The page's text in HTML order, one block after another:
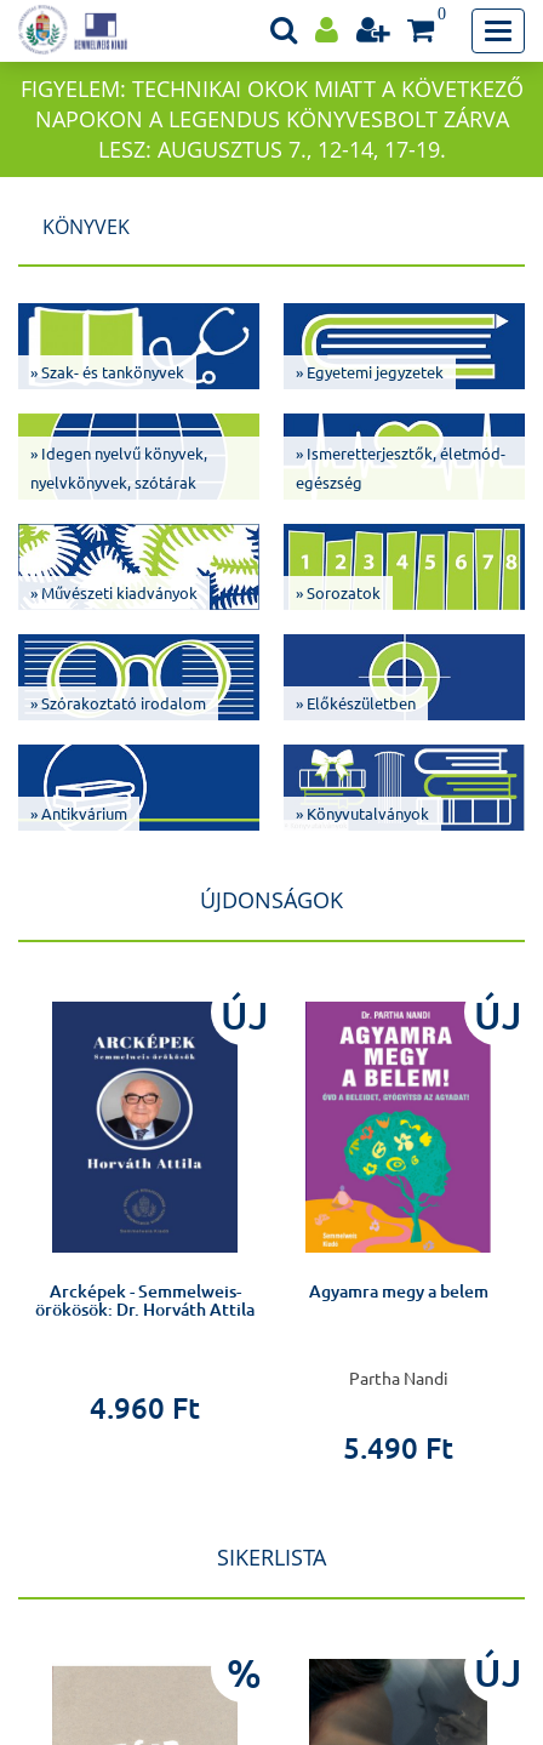
0
FIGYELEM: TECHNIKAI OKOK MIATT A KÖVETKEZŐ
NAPOKON A LEGENDUS KÖNYVESBOLT ZÁRVA
LESZ: AUGUSZTUS 7., 12-14, 17-19.
KÖNYVEK
» Szak- és tankönyvek » Egyetemi jegyzetek
» Idegen nyelvű könyvek,
nyelvkönyvek, szótárak
» Ismeretterjesztők, életmód-
egészség
» Művészeti kiadványok » Sorozatok
» Szórakoztató irodalom » Előkészületben
» Antikvárium » Könyvutalványok
ÚJDONSÁGOK
ÚJ
Arcképek - Semmelweis-
örökösök: Dr. Horváth Attila
4.960 Ft
ÚJ
Agyamra megy a belem
Partha Nandi
5.490 Ft
SIKERLISTA
% ÚJ